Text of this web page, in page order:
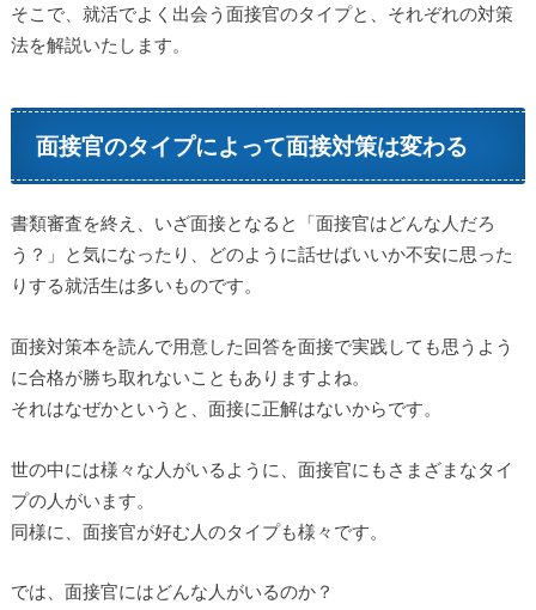
そこで、就活でよく出会う面接官のタイプと、それぞれの対策
法を解説いたします。
面接官のタイプによって面接対策は変わる
書類審査を終え、いざ面接となると「面接官はどんな人だろ
う？」と気になったり、どのように話せばいいか不安に思った
りする就活生は多いものです。
面接対策本を読んで用意した回答を面接で実践しても思うよう
に合格が勝ち取れないこともありますよね。
それはなぜかというと、面接に正解はないからです。
世の中には様々な人がいるように、面接官にもさまざまなタイ
プの人がいます。
同様に、面接官が好む人のタイプも様々です。
では、面接官にはどんな人がいるのか？